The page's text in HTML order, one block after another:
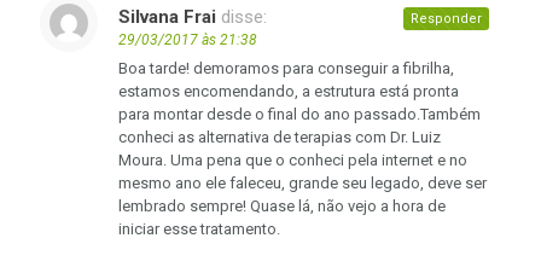
Silvana Frai disse:
29/03/2017 às 21:38
Boa tarde! demoramos para conseguir a fibrilha,
estamos encomendando, a estrutura está pronta
para montar desde o final do ano passado.Também
conheci as alternativa de terapias com Dr. Luiz
Moura. Uma pena que o conheci pela internet e no
mesmo ano ele faleceu, grande seu legado, deve ser
lembrado sempre! Quase lá, não vejo a hora de
iniciar esse tratamento.
Responder